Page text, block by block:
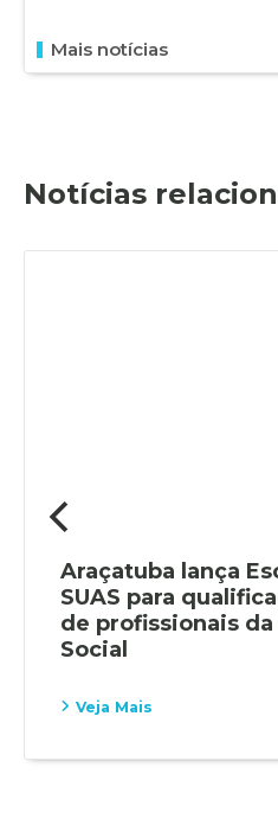
Mais notícias
Notícias
Araçatuba lança
SUAS para
de profissionais
Social
Veja Mais